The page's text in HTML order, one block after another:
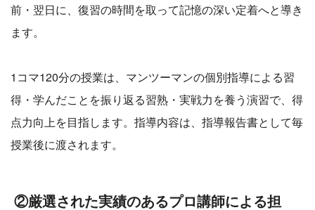
前・翌日に、復習の時間を取って記憶の深い定着へと導き
ます。
1コマ120分の授業は、マンツーマンの個別指導による習
得・学んだことを振り返る習熟・実戦力を養う演習で、得
点力向上を目指します。指導内容は、指導報告書として毎
授業後に渡されます。
②厳選された実績のあるプロ講師による担